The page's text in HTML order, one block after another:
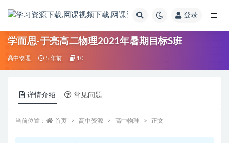
登录
学而思-于亮高二物理2021年暑期目标S班
高中物理 5 年前 10
详情介绍 常见问题
当前位置： 首页 高中资源 高中物理 正文